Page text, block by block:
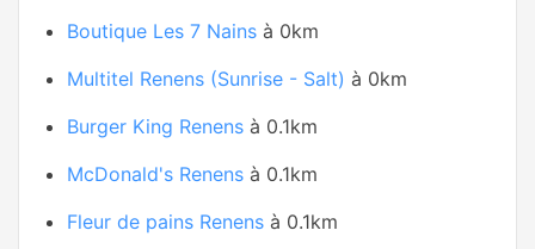
Boutique Les 7 Nains à 0km
Multitel Renens (Sunrise - Salt) à 0km
Burger King Renens à 0.1km
McDonald's Renens à 0.1km
Fleur de pains Renens à 0.1km